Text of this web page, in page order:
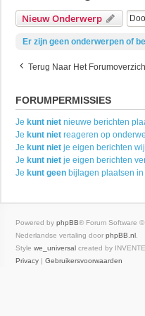
Nieuw Onderwerp
Er zijn geen onderwerpen of
Terug Naar Het
FORUMPERMISSIES
Je kunt niet nieuwe berichten
Je kunt niet reageren op
Je kunt niet je eigen berichten
Je kunt niet je eigen berichten
Je kunt geen bijlagen plaatsen in
Powered by phpBB® Forum Software
Nederlandse vertaling door phpBB.nl
Style we_universal created by
Privacy | Gebruikersvoorwaarden